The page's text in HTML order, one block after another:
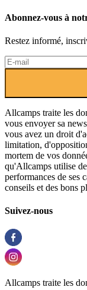
Abonnez-vous à
Restez informé,
Allcamps traite les
vous envoyer sa
vous avez un droit
limitation,
mortem de vos
qu'Allcamps utilise
performances de ses
conseils et des bons
Suivez-nous
Allcamps traite les